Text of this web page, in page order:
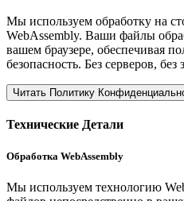
Мы используем обработку на
WebAssembly. Ваши файлы
вашем браузере, обеспечивая
безопасность. Без серверов,
Читать Политику
Технические Детали
Обработка WebAssembly
Мы используем технологию